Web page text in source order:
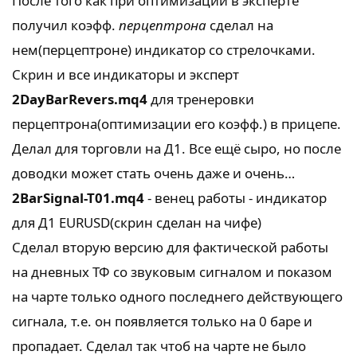
получил коэфф. перцептрона сделал на
нем(перцептроне) индикатор со стрелочками.
Скрин и все индикаторы и эксперт
2DayBarRevers.mq4для тренеровки
перцептрона(оптимизации его коэфф.) в прицепе.
Делал для торговли на Д1. Все ещё сыро, но после
доводки может стать очень даже и очень…
2BarSignal-T01.mq4- венец работы - индикатор
для Д1 EURUSD(скрин сделан на чифе)
Сделал вторую версию для фактической работы
на дневных ТФ со звуковым сигналом и показом
на чарте только одного последнего действующего
сигнала, т.е. он появляется только на 0 баре и
пропадает. Сделал так чтоб на чарте не было